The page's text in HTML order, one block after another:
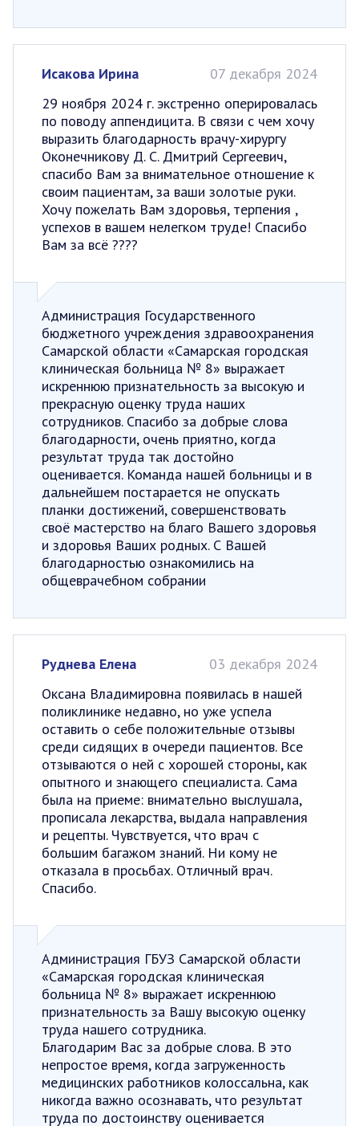
Исакова Ирина
07 декабря 2024
29 ноября 2024 г. экстренно оперировалась
по поводу аппендицита. В связи с чем хочу
выразить благодарность врачу-хирургу
Оконечникову Д. С. Дмитрий Сергеевич,
спасибо Вам за внимательное отношение к
своим пациентам, за ваши золотые руки.
Хочу пожелать Вам здоровья, терпения ,
успехов в вашем нелегком труде! Спасибо
Вам за всё ????
Администрация Государственного
бюджетного учреждения здравоохранения
Самарской области «Самарская городская
клиническая больница № 8» выражает
искреннюю признательность за высокую и
прекрасную оценку труда наших
сотрудников. Спасибо за добрые слова
благодарности, очень приятно, когда
результат труда так достойно
оценивается. Команда нашей больницы и в
дальнейшем постарается не опускать
планки достижений, совершенствовать
своё мастерство на благо Вашего здоровья
и здоровья Ваших родных. С Вашей
благодарностью ознакомились на
общеврачебном собрании
Руднева Елена
03 декабря 2024
Оксана Владимировна появилась в нашей
поликлинике недавно, но уже успела
оставить о себе положительные отзывы
среди сидящих в очереди пациентов. Все
отзываются о ней с хорошей стороны, как
опытного и знающего специалиста. Сама
была на приеме: внимательно выслушала,
прописала лекарства, выдала направления
и рецепты. Чувствуется, что врач с
большим багажом знаний. Ни кому не
отказала в просьбах. Отличный врач.
Спасибо.
Администрация ГБУЗ Самарской области
«Самарская городская клиническая
больница № 8» выражает искреннюю
признательность за Вашу высокую оценку
труда нашего сотрудника.
Благодарим Вас за добрые слова. В это
непростое время, когда загруженность
медицинских работников колоссальна, как
никогда важно осознавать, что результат
труда по достоинству оценивается